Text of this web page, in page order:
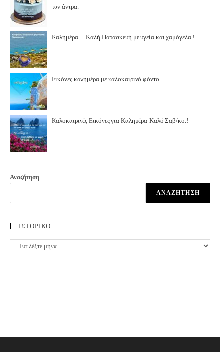
τον άντρα.
Καλημέρα… Καλή Παρασκευή με υγεία και χαμόγελα.!
Εικόνες καλημέρα με καλοκαιρινό φόντο
Καλοκαιρινές Εικόνες για Καλημέρα-Καλό Σαβ/κο.!
Αναζήτηση
ΑΝΑΖΉΤΗΣΗ
ΙΣΤΟΡΙΚΟ
ΙΣΤΟΡΙΚΟ